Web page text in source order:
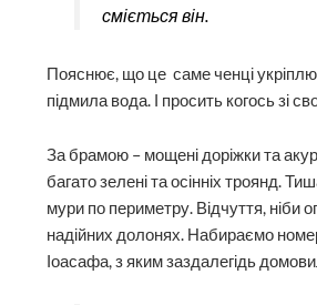
сміється він.
Пояснює, що це саме ченці
підмила вода. І просить когось зі
За брамою – мощені доріжки та
багато зелені та осінніх троянд.
мури по периметру. Відчуття, ніби
надійних долонях. Набираємо
Іоасафа, з яким заздалегідь